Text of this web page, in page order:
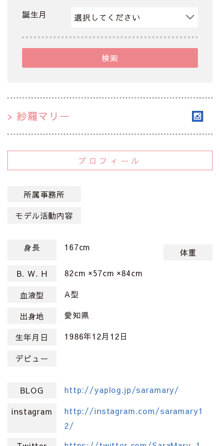
誕生月
検索
紗羅マリー
プロフィール
所属事務所
モデル活動内容
身長 167cm
体重
B. W. H
82cm ×57cm ×84cm
血液型 A型
出身地 愛知県
生年月日 1986年12月12日
デビュー
BLOG http://yaplog.jp/saramary/
instagram
http://instagram.com/saramary1
2/